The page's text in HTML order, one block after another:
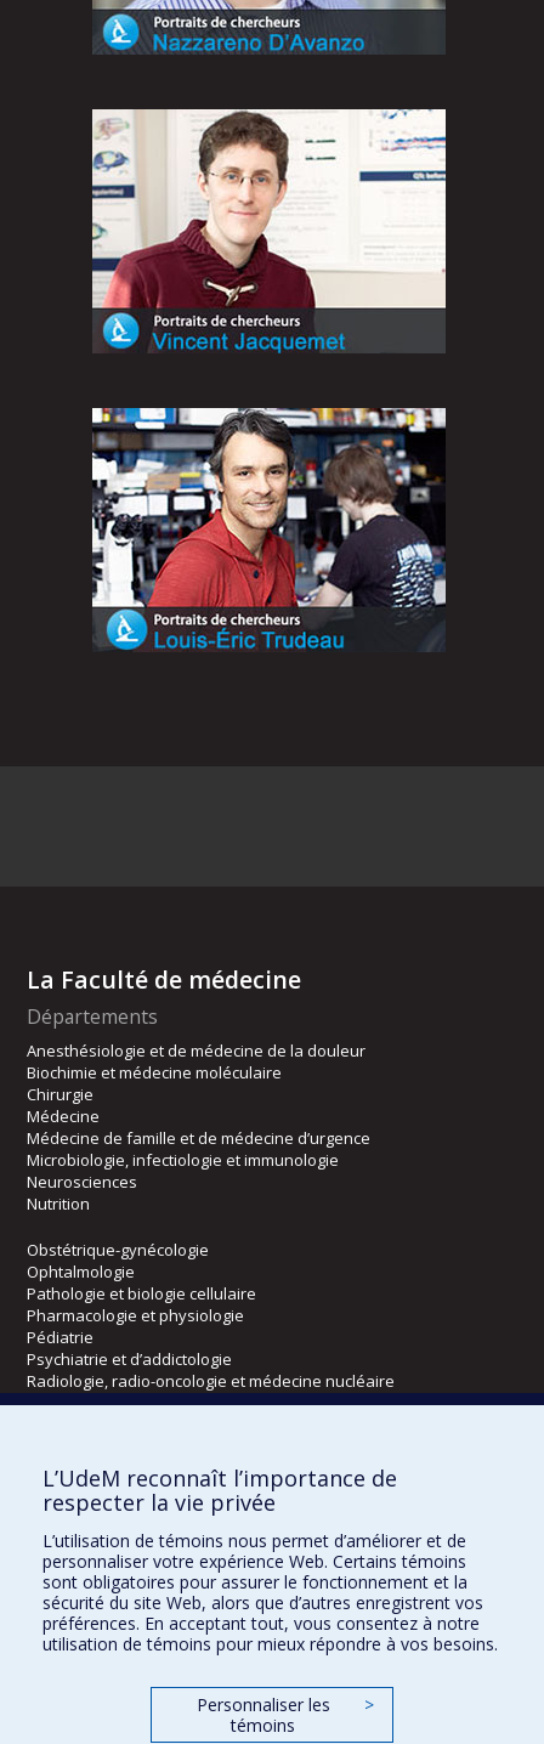
La Faculté de médecine
Départements
Anesthésiologie et de médecine de la douleur
Biochimie et médecine moléculaire
Chirurgie
Médecine
Médecine de famille et de médecine d’urgence
Microbiologie, infectiologie et immunologie
Neurosciences
Nutrition
Obstétrique-gynécologie
Ophtalmologie
Pathologie et biologie cellulaire
Pharmacologie et physiologie
Pédiatrie
Psychiatrie et d’addictologie
Radiologie, radio-oncologie et médecine nucléaire
Kinésiologie et des sciences de l’activité physique
Orthophonie et audiologie
Réadaptation
Directions
DPC
CPASS
L’UdeM reconnaît l’importance de
respecter la vie privée
L’utilisation de témoins nous permet d’améliorer et de
personnaliser votre expérience Web. Certains témoins
sont obligatoires pour assurer le fonctionnement et la
sécurité du site Web, alors que d’autres enregistrent vos
préférences. En acceptant tout, vous consentez à notre
utilisation de témoins pour mieux répondre à vos besoins.
Personnaliser les
témoins
>